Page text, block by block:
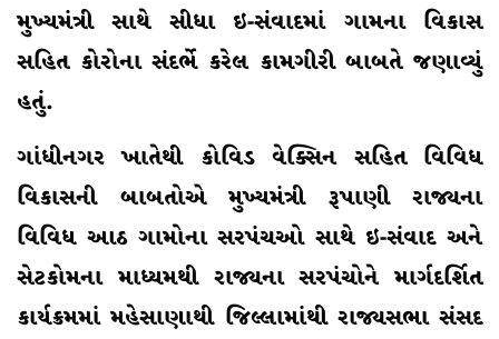
મુખ્યમંત્રી સાથે સીધા ઇ-સંવાદમાં ગામના વિકાસ
સહિત કોરોના સંદર્ભે કરેલ કામગીરી બાબતે જણાવ્યું
હતું.
ગાંધીનગર ખાતેથી કોવિડ વેક્સિન સહિત વિવિધ
વિકાસની બાબતોએ મુખ્યમંત્રી રૂપાણી રાજ્યના
વિવિધ આઠ ગામોના સરપંચઓ સાથે ઇ-સંવાદ અને
સેટકોમના માધ્યમથી રાજ્યના સરપંચોને માર્ગદર્શિત
કાર્યક્રમમાં મહેસાણાથી જિલ્લામાંથી રાજ્યસભા સંસદ